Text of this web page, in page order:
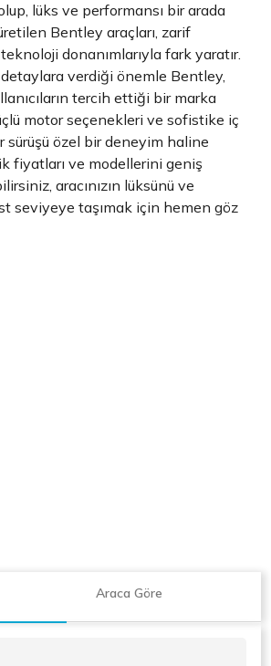
lüks ve performansı bir arada
Bentley araçları, zarif
donanımlarıyla fark yaratır.
verdiği önemle Bentley,
tercih ettiği bir marka
motor seçenekleri ve sofistike iç
sürüşü özel bir deneyim haline
fiyatları ve modellerini geniş
aracınızın lüksünü ve
seviyeye taşımak için hemen göz
Araca Göre